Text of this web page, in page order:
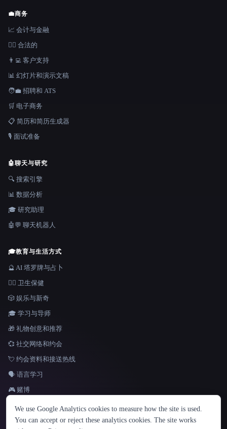
语言
English español Français Русский 简体中文
💼商务
📈 会计与金融
👩‍⚖️ 合法的
👨‍💻 客户支持
📊 幻灯片和演示文稿
🧑‍💼 招聘和 ATS
🛒 电子商务
📋 简历和简历生成器
🎙️ 面试准备
🤖聊天与研究
🔍 搜索引擎
📊 数据分析
🎓 研究助理
🤖💬 聊天机器人
🎓教育与生活方式
🔮 AI 塔罗牌与占卜
👩‍⚕️ 卫生保健
🎲 娱乐与新奇
🎓 学习与导师
🎁 礼物创意和推荐
💞 社交网络和约会
💘 约会资料和接送热线
🗣️ 语言学习
🎮 赌博
We use Google Analytics cookies to measure how the site is used.
You can accept or reject these analytics cookies. The site works